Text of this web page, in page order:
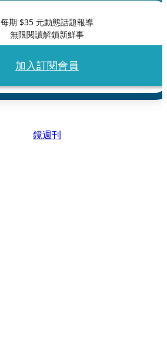
每期 $35 元動態話題報導
無限閱讀解鎖新鮮事
加入訂閱會員
鏡週刊